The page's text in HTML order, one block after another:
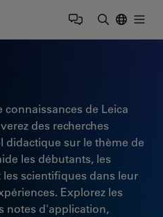
de Leica
des recherches
didactique sur le thème de
les débutants, les
scientifiques dans leur
Explorez les
notes d'application,